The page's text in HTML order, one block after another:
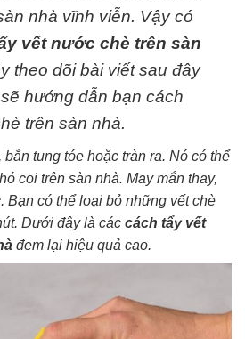
nhà vĩnh viễn. Vậy có
vết nước chè trên sàn
theo dõi bài viết sau đây
hướng dẫn bạn cách
trên sàn nhà.
tung tóe hoặc tràn ra. Nó có thể
coi trên sàn nhà. May mắn thay,
Bạn có thể loại bỏ những vết chè
Dưới đây là các cách tẩy vết
đem lại hiệu quả cao.